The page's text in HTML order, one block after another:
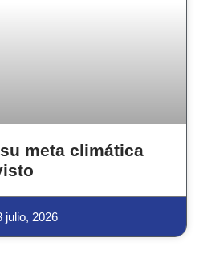
meta climática
julio, 2026